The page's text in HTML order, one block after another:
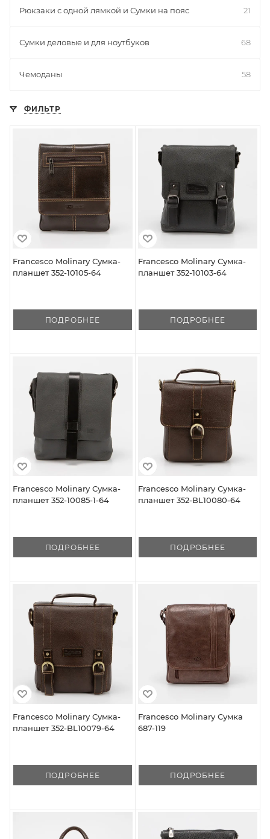
Рюкзаки с одной лямкой и Сумки на пояс 21
Сумки деловые и для ноутбуков 68
Чемоданы 58
ФИЛЬТР
Francesco Molinary Сумка-
планшет 352-10105-64
ПОДРОБНЕЕ
Francesco Molinary Сумка-
планшет 352-10103-64
ПОДРОБНЕЕ
Francesco Molinary Сумка-
планшет 352-10085-1-64
ПОДРОБНЕЕ
Francesco Molinary Сумка-
планшет 352-BL10080-64
ПОДРОБНЕЕ
Francesco Molinary Сумка-
планшет 352-BL10079-64
ПОДРОБНЕЕ
Francesco Molinary Сумка
687-119
ПОДРОБНЕЕ